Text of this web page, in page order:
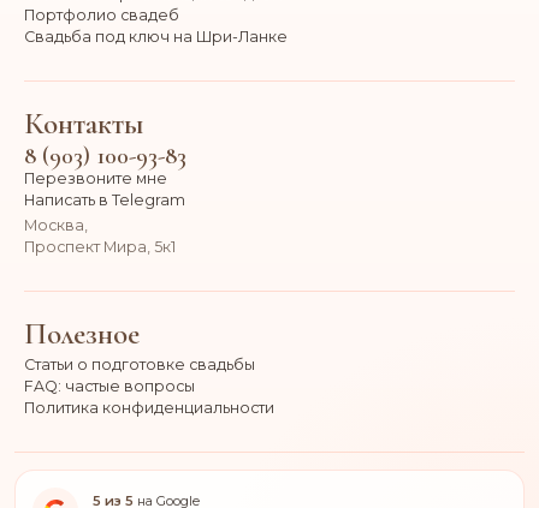
Портфолио свадеб
Свадьба под ключ на Шри-Ланке
Контакты
8 (903) 100-93-83
Перезвоните мне
Написать в Telegram
Москва,
Проспект Мира, 5к1
Полезное
Статьи о подготовке свадьбы
FAQ: частые вопросы
Политика конфиденциальности
5 из 5 на Google